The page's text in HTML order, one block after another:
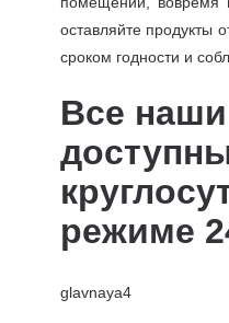
оставляйте продукты
сроком годности и
Все наши
режиме